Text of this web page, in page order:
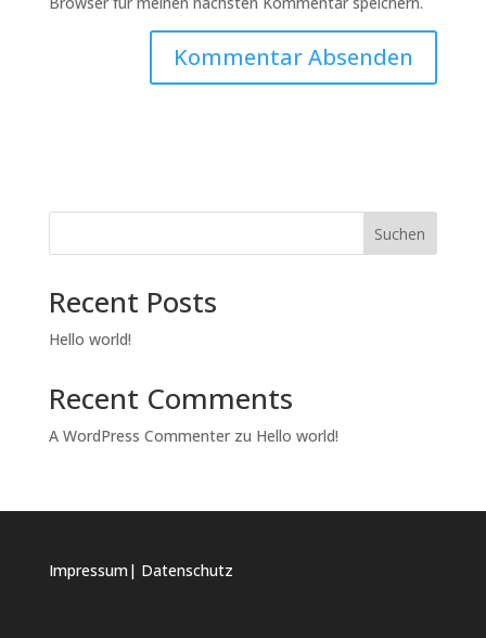
Suchen
Recent Posts
Hello world!
Recent Comments
A WordPress Commenterzu Hello world!
Impressum| Datenschutz